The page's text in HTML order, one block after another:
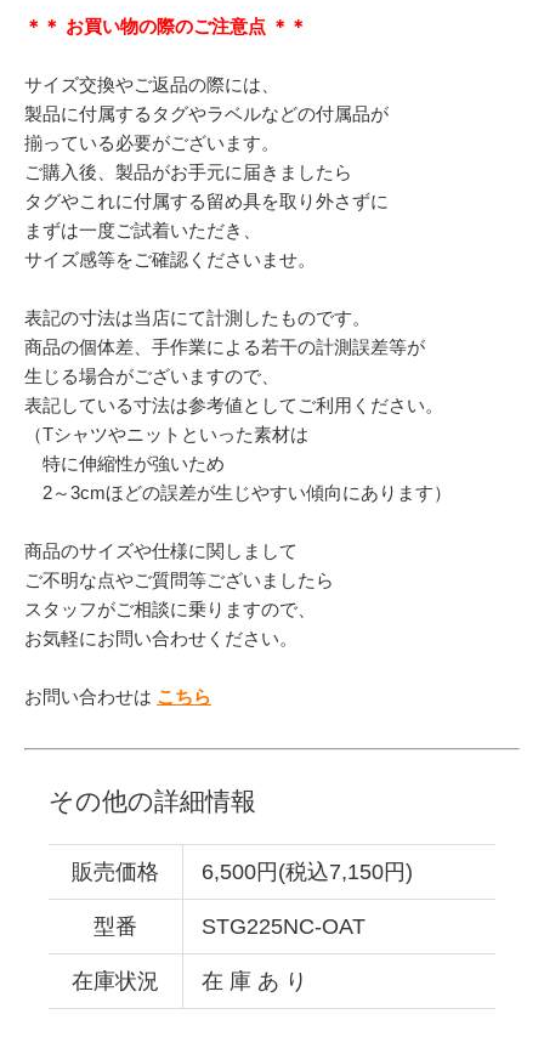
＊＊ お買い物の際のご注意点 ＊＊
サイズ交換やご返品の際には、
製品に付属するタグやラベルなどの付属品が
揃っている必要がございます。
ご購入後、製品がお手元に届きましたら
タグやこれに付属する留め具を取り外さずに
まずは一度ご試着いただき、
サイズ感等をご確認くださいませ。
表記の寸法は当店にて計測したものです。
商品の個体差、手作業による若干の計測誤差等が
生じる場合がございますので、
表記している寸法は参考値としてご利用ください。
（Tシャツやニットといった素材は
特に伸縮性が強いため
2～3cmほどの誤差が生じやすい傾向にあります）
商品のサイズや仕様に関しまして
ご不明な点やご質問等ございましたら
スタッフがご相談に乗りますので、
お気軽にお問い合わせください。
お問い合わせは こちら
その他の詳細情報
販売価格 6,500円(税込7,150円)
型番 STG225NC-OAT
在庫状況 在 庫 あ り